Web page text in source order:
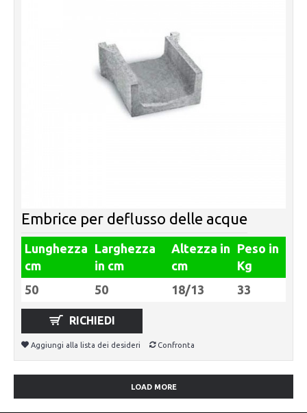
Embrice per deflusso delle acque
Lunghezza
cm
Larghezza
in cm
Altezza in
cm
Peso in
Kg
50
50 18/13 33
RICHIEDI
Aggiungi alla lista dei desideri Confronta
LOAD MORE